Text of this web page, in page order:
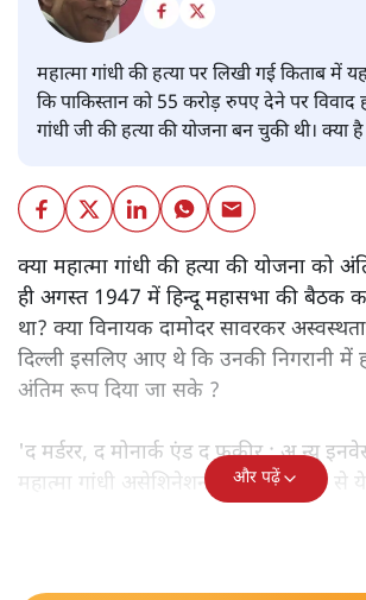
महात्मा गांधी की हत्या पर लिखी गई किताब में
कि पाकिस्तान को 55 करोड़ रुपए देने पर
गांधी जी की हत्या की योजना बन चुकी थी। क्या
क्या महात्मा गांधी की हत्या की योजना को
ही अगस्त 1947 में हिन्दू महासभा की बैठक
था? क्या विनायक दामोदर सावरकर
दिल्ली इसलिए आए थे कि उनकी निगरानी में
अंतिम रूप दिया जा सके ?
'द मर्डरर, द मोनार्क एंड द फ़कीर : अ न्यू
महात्मा गांधी असेशिनेशन' नामक किताब से
और पढ़ें